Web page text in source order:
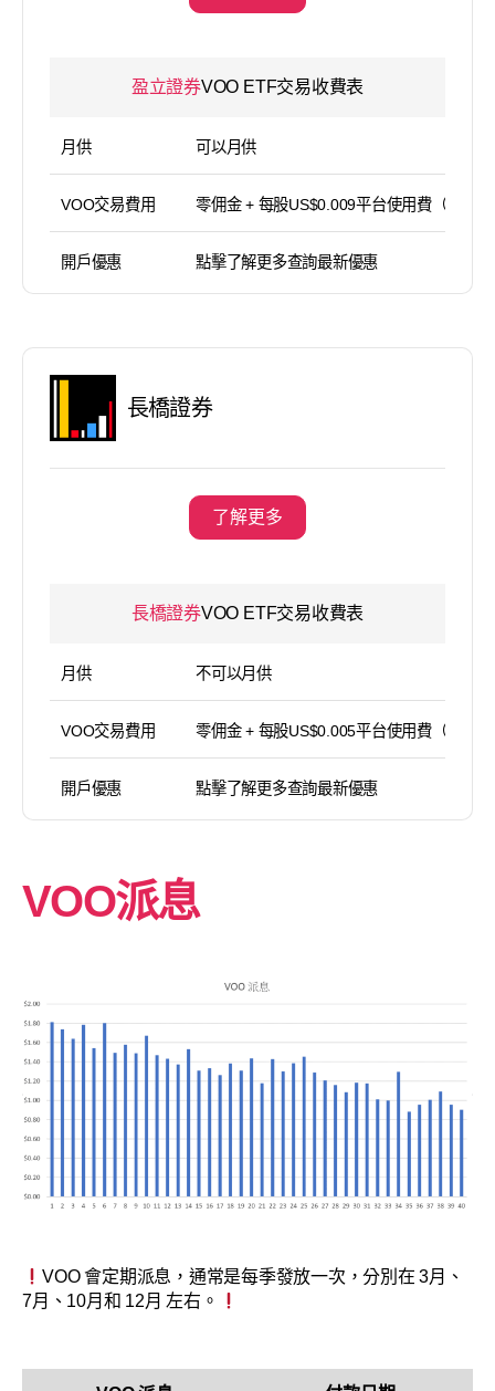
盈立證券VOO ETF交易收費表
月供 可以月供
VOO交易費用 零佣金 + 每股US$0.009平台使用費（
開戶優惠 點擊了解更多查詢最新優惠
長橋證券
了解更多
長橋證券VOO ETF交易收費表
月供 不可以月供
VOO交易費用 零佣金 + 每股US$0.005平台使用費（
開戶優惠 點擊了解更多查詢最新優惠
VOO派息
VOO 會定期派息，通常是每季發放一次，分別在 3月、
7月、10月和 12月 左右。